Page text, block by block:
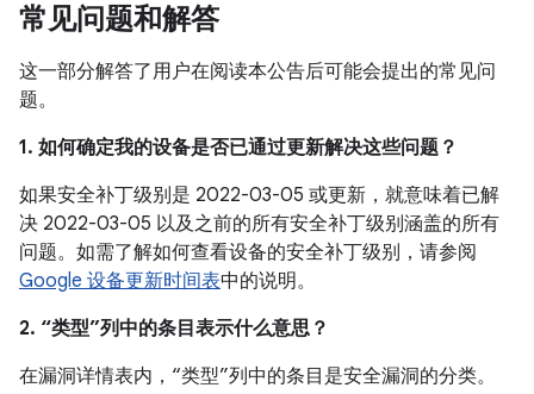
常见问题和解答
这一部分解答了用户在阅读本公告后可能会提出的常见问
题。
1. 如何确定我的设备是否已通过更新解决这些问题？
如果安全补丁级别是 2022-03-05 或更新，就意味着已解
决 2022-03-05 以及之前的所有安全补丁级别涵盖的所有
问题。如需了解如何查看设备的安全补丁级别，请参阅
Google 设备更新时间表中的说明。
2. “类型”列中的条目表示什么意思？
在漏洞详情表内，“类型”列中的条目是安全漏洞的分类。